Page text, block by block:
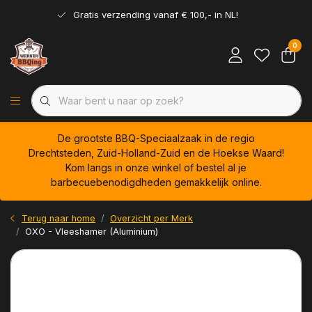
Gratis verzending vanaf € 100,- in NL!
0
De grootste BBQ-Speciaalzaak in de regio
Drechtsteden, Zuid-Holland-Zuid en de Hoekse Waard!
Kom langs in onze winkel of bestel al je
barbecuebenodigdheden gemakkelijk online.
Terug naar home
Overzicht per Merk
OXO - Vleeshamer (Aluminium)